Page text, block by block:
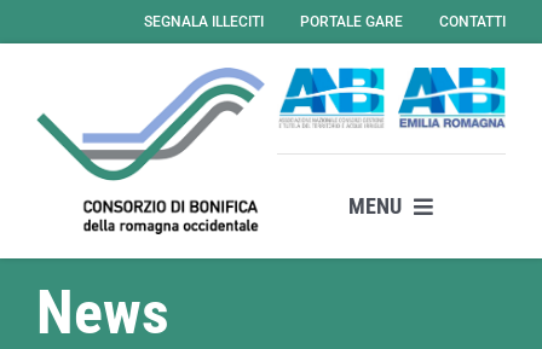
al
SEGNALA ILLECITI PORTALE GARE CONTATTI
MENU
Il consorzio
News